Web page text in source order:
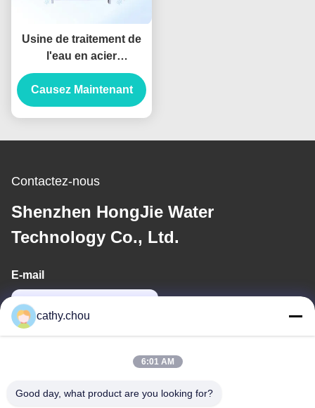
Usine de traitement de
l'eau en acier
inoxydable 316, 30
tonnes/heure, systèmes
d'eau ultrapure
Causez Maintenant
Contactez-nous
Shenzhen HongJie Water
Technology Co., Ltd.
E-mail
cathy.chou
6:01 AM
Good day, what product are you looking for?